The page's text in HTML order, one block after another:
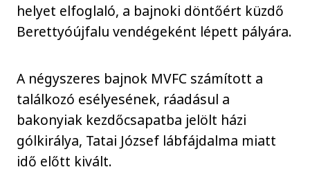
helyet elfoglaló, a bajnoki döntőért küzdő
Berettyóújfalu vendégeként lépett pályára.
A négyszeres bajnok MVFC számított a
találkozó esélyesének, ráadásul a
bakonyiak kezdőcsapatba jelölt házi
gólkirálya, Tatai József lábfájdalma miatt
idő előtt kivált.